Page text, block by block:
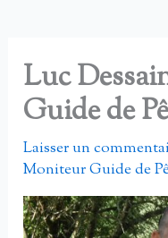
Luc
Guide de
Laisser un
Moniteur Guide de